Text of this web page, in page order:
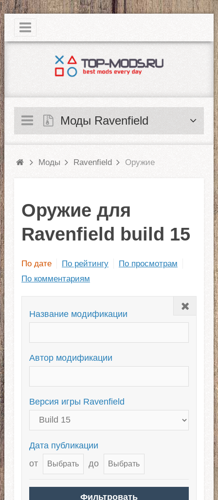
|
Моды Ravenfield
Моды Ravenfield Оружие
Оружие для
Ravenfield build 15
По дате По рейтингу
По просмотрам
По комментариям
Закрыть
Название модификации
Автор модификации
Версия игры Ravenfield
Дата публикации
от
до